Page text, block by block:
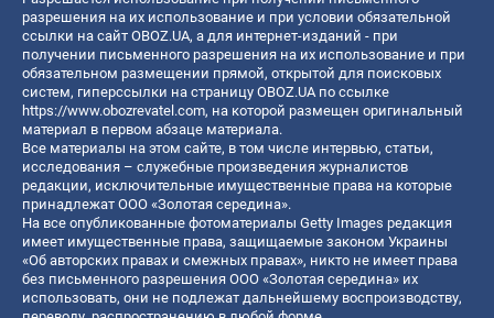
разрешения на их использование и при условии обязательной
ссылки на сайт OBOZ.UA, а для интернет-изданий - при
получении письменного разрешения на их использование и при
обязательном размещении прямой, открытой для поисковых
систем, гиперссылки на страницу OBOZ.UA по ссылке
https://www.obozrevatel.com, на которой размещен оригинальный
материал в первом абзаце материала.
Все материалы на этом сайте, в том числе интервью, статьи,
исследования – служебные произведения журналистов
редакции, исключительные имущественные права на которые
принадлежат ООО «Золотая середина».
На все опубликованные фотоматериалы Getty Images редакция
имеет имущественные права, защищаемые законом Украины
«Об авторских правах и смежных правах», никто не имеет права
без письменного разрешения ООО «Золотая середина» их
использовать, они не подлежат дальнейшему воспроизводству,